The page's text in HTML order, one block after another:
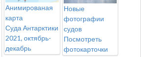
Анимированая
карта
Суда Антарктики
2021, октябрь-
декабрь
Новые
фотографии
судов
Посмотреть
фотокарточки